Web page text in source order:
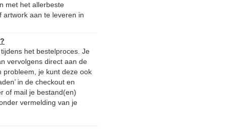
met het allerbeste
artwork aan te leveren in
het bestelproces. Je
vervolgens direct aan de
probleem, je kunt deze ook
in de checkout en
of mail je bestand(en)
vermelding van je